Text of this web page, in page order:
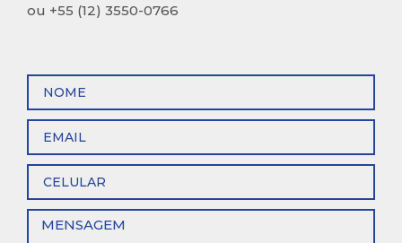
ou +55 (12) 3550-0766